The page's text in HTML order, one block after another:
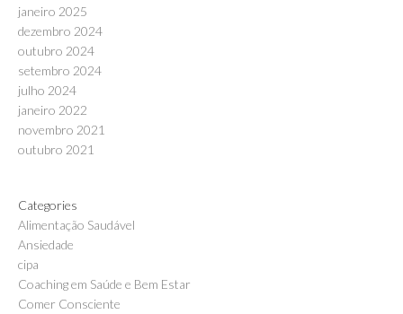
janeiro 2025
dezembro 2024
outubro 2024
setembro 2024
julho 2024
janeiro 2022
novembro 2021
outubro 2021
Categories
Alimentação Saudável
Ansiedade
cipa
Coaching em Saúde e Bem Estar
Comer Consciente